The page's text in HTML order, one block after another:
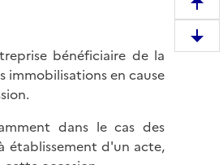
bénéficiaire de la
en cause
dans le cas des
établissement d'un acte,
e
m
D